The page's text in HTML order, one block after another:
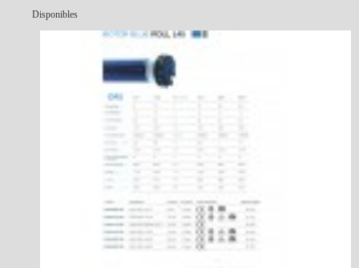
Disponibles